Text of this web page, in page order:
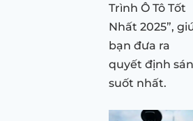
Trình Ô Tô Tốt
Nhất 2025”,
bạn đưa ra
quyết định
suốt nhất.